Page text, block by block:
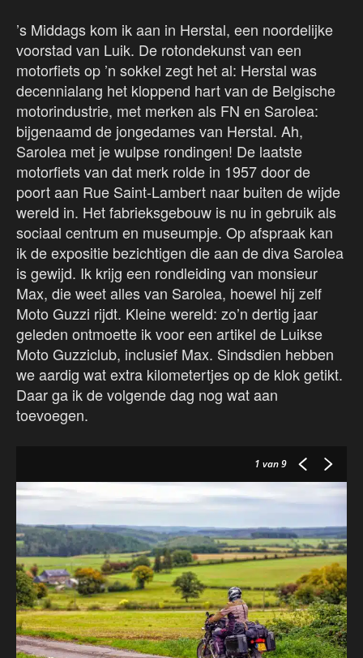
’s Middags kom ik aan in Herstal, een noordelijke
voorstad van Luik. De rotondekunst van een
motorfiets op ’n sokkel zegt het al: Herstal was
decennialang het kloppend hart van de Belgische
motorindustrie, met merken als FN en Sarolea:
bijgenaamd de jongedames van Herstal. Ah,
Sarolea met je wulpse rondingen! De laatste
motorfiets van dat merk rolde in 1957 door de
poort aan Rue Saint-Lambert naar buiten de wijde
wereld in. Het fabrieksgebouw is nu in gebruik als
sociaal centrum en museumpje. Op afspraak kan
ik de expositie bezichtigen die aan de diva Sarolea
is gewijd. Ik krijg een rondleiding van monsieur
Max, die weet alles van Sarolea, hoewel hij zelf
Moto Guzzi rijdt. Kleine wereld: zo’n dertig jaar
geleden ontmoette ik voor een artikel de Luikse
Moto Guzziclub, inclusief Max. Sindsdien hebben
we aardig wat extra kilometertjes op de klok getikt.
Daar ga ik de volgende dag nog wat aan
toevoegen.
1 van 9